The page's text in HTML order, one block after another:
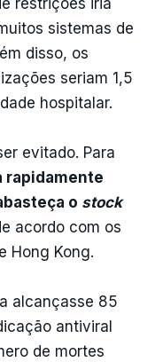
sistemas de
disso, os
seriam 1,5
hospitalar.
evitado. Para
rapidamente
o stock
acordo com os
Hong Kong.
alcançasse 85
antiviral
de mortes